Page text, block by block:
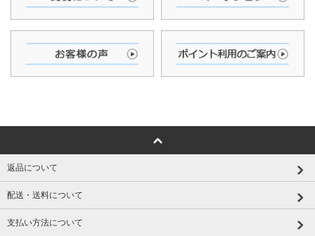
返品について
配送・送料について
支払い方法について